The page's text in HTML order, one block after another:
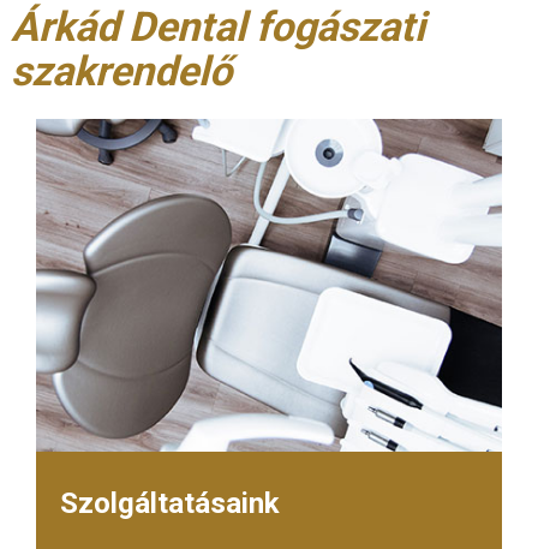
Árkád Dental fogászati
szakrendelő
Szolgáltatásaink